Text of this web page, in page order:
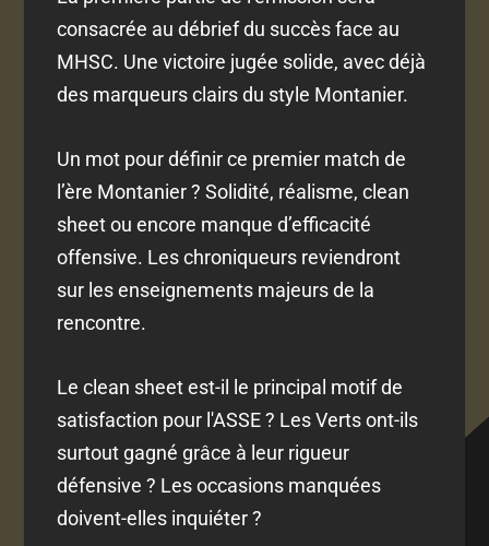
consacrée au débrief du succès face au
MHSC. Une victoire jugée solide, avec déjà
des marqueurs clairs du style Montanier.
Un mot pour définir ce premier match de
l’ère Montanier ? Solidité, réalisme, clean
sheet ou encore manque d’efficacité
offensive. Les chroniqueurs reviendront
sur les enseignements majeurs de la
rencontre.
Le clean sheet est-il le principal motif de
satisfaction pour l'ASSE ? Les Verts ont-ils
surtout gagné grâce à leur rigueur
défensive ? Les occasions manquées
doivent-elles inquiéter ?